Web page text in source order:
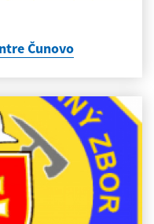
Čunovo